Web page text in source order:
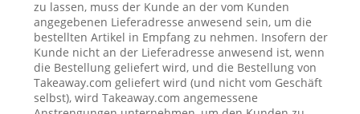
zu lassen, muss der Kunde an der vom Kunden
angegebenen Lieferadresse anwesend sein, um die
bestellten Artikel in Empfang zu nehmen. Insofern der
Kunde nicht an der Lieferadresse anwesend ist, wenn
die Bestellung geliefert wird, und die Bestellung von
Takeaway.com geliefert wird (und nicht vom Geschäft
selbst), wird Takeaway.com angemessene